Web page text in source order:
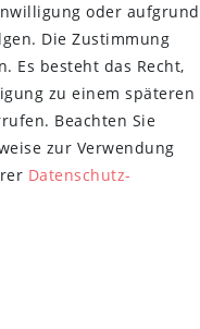
oder aufgrund
Die Zustimmung
Es besteht das Recht,
zu einem späteren
Beachten Sie
zur Verwendung
Daten­schutz­